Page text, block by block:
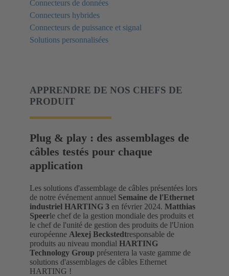
Connecteurs de données
Connecteurs hybrides
Connecteurs de puissance et signal
Solutions personnalisées
APPRENDRE DE NOS CHEFS DE
PRODUIT
Plug & play : des assemblages de
câbles testés pour chaque
application
Les solutions d'assemblage de câbles présentées lors
de notre événement annuel Semaine de l'Ethernet
industriel HARTING 3 en février 2024. Matthias
Speerle chef de la gestion mondiale des produits et
le chef de l'unité de gestion des produits de l'Union
européenne Alexej Beckstedtresponsable de
produits au niveau mondial HARTING
Technology Group présentera la vaste gamme de
solutions d'assemblages de câbles Ethernet
HARTING !